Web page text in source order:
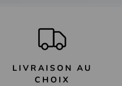
LIVRAISON AU
CHOIX